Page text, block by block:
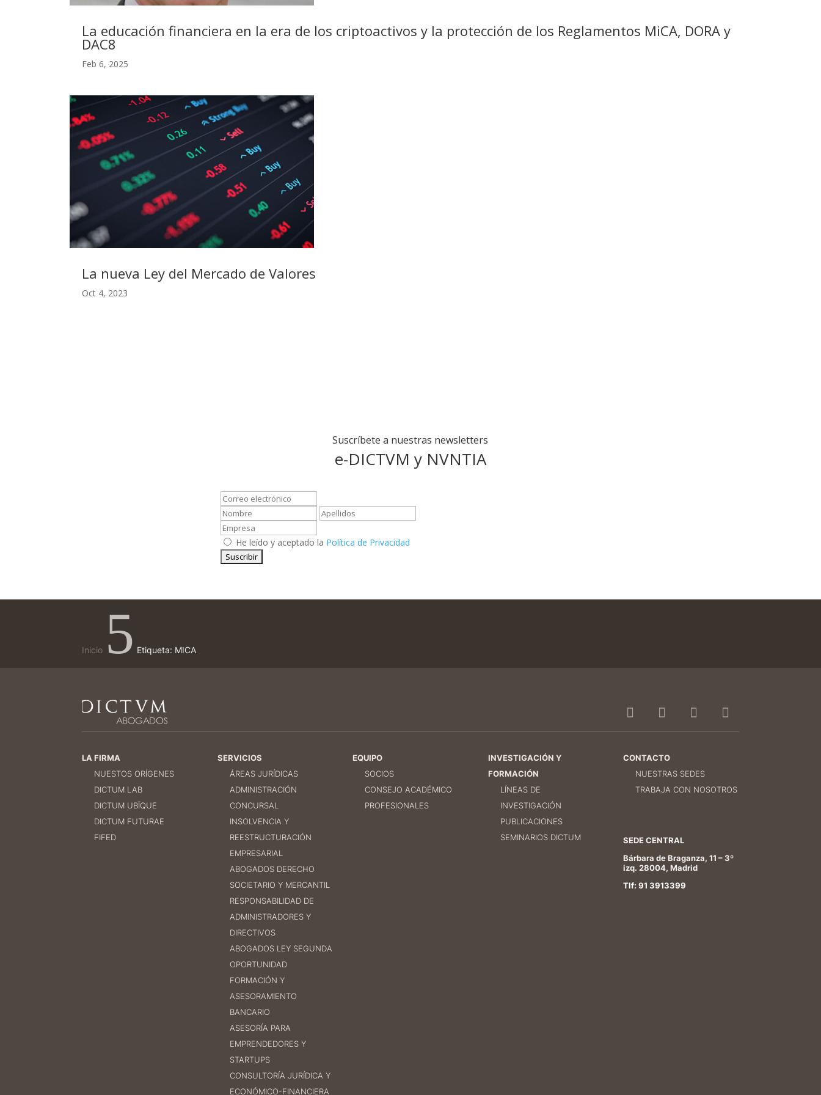
La educación financiera en la era de los criptoactivos y la protección de los Reglamentos MiCA, DORA y
DAC8
Feb 6, 2025
La nueva Ley del Mercado de Valores
Oct 4, 2023
Suscríbete a nuestras newsletters
e-DICTVM y NVNTIA
He leído y aceptado la Política de Privacidad
Inicio 5 Etiqueta: MICA
LA FIRMA
NUESTOS ORÍGENES
DICTUM LAB
DICTUM UBĪQUE
DICTUM FUTURAE
FIFED
SERVICIOS
ÁREAS JURÍDICAS
ADMINISTRACIÓN
CONCURSAL
INSOLVENCIA Y
REESTRUCTURACIÓN
EMPRESARIAL
ABOGADOS DERECHO
SOCIETARIO Y MERCANTIL
RESPONSABILIDAD DE
ADMINISTRADORES Y
DIRECTIVOS
ABOGADOS LEY SEGUNDA
OPORTUNIDAD
FORMACIÓN Y
ASESORAMIENTO
BANCARIO
ASESORÍA PARA
EMPRENDEDORES Y
STARTUPS
CONSULTORÍA JURÍDICA Y
ECONÓMICO-FINANCIERA
EQUIPO
SOCIOS
CONSEJO ACADÉMICO
PROFESIONALES
INVESTIGACIÓN Y
FORMACIÓN
LÍNEAS DE
INVESTIGACIÓN
PUBLICACIONES
SEMINARIOS DICTUM
CONTACTO
NUESTRAS SEDES
TRABAJA CON NOSOTROS
SEDE CENTRAL
Bárbara de Braganza, 11 – 3º
izq. 28004, Madrid
Tlf: 91 3913399